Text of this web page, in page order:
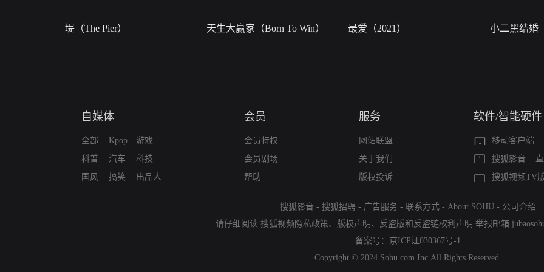
堤（The Pier） 天生大赢家（Born To Win） 最爱（2021） 小二黑结婚
自媒体
全部
科普
国风
Kpop
汽车
搞笑
游戏
科技
出品人
会员
会员特权
会员剧场
帮助
服务
网站联盟
关于我们
版权投诉
软件/智能硬件
移动客户端
搜狐影音
搜狐视频TV
搜狐影音 - 搜狐招聘 - 广告服务 - 联系方式 - About SOHU - 公司介绍
请仔细阅读 搜狐视频隐私政策、 版权声明 、 反盗版和反盗链权利声明 举报邮箱
备案号： 京ICP证030367号-1
Copyright © 2024 Sohu.com Inc.All Rights Reserved.